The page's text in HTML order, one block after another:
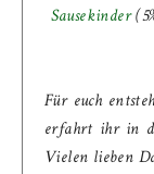
Sausekinder(
Für euch
erfahrt ihr in
Vielen lieben